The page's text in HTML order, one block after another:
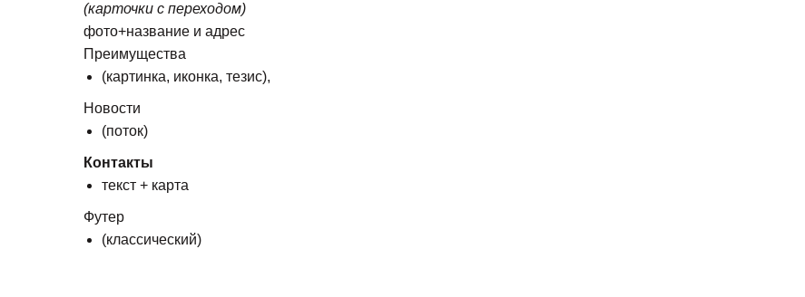
(карточки с переходом)
фото+название и адрес
Преимущества
(картинка, иконка, тезис),
Новости
(поток)
Контакты
текст + карта
Футер
(классический)